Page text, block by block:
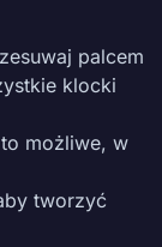
palcem
klocki
możliwe, w
tworzyć